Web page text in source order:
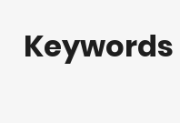
Keywords